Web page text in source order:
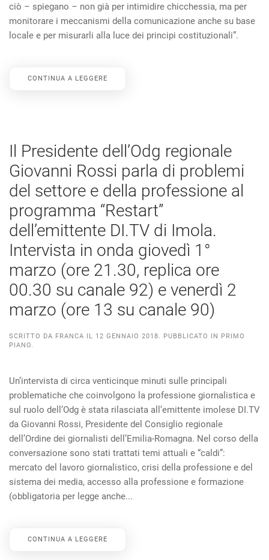
ciò – spiegano – non già per intimidire chicchessia, ma per
monitorare i meccanismi della comunicazione anche su base
locale e per misurarli alla luce dei principi costituzionali”.
CONTINUA A LEGGERE
Il Presidente dell’Odg regionale
Giovanni Rossi parla di problemi
del settore e della professione al
programma “Restart”
dell’emittente DI.TV di Imola.
Intervista in onda giovedì 1°
marzo (ore 21.30, replica ore
00.30 su canale 92) e venerdì 2
marzo (ore 13 su canale 90)
SCRITTO DA FRANCA IL 12 GENNAIO 2018. PUBBLICATO IN PRIMO
PIANO.
Un’intervista di circa venticinque minuti sulle principali
problematiche che coinvolgono la professione giornalistica e
sul ruolo dell’Odg è stata rilasciata all’emittente imolese DI.TV
da Giovanni Rossi, Presidente del Consiglio regionale
dell’Ordine dei giornalisti dell’Emilia-Romagna. Nel corso della
conversazione sono stati trattati temi attuali e “caldi”:
mercato del lavoro giornalistico, crisi della professione e del
sistema dei media, accesso alla professione e formazione
(obbligatoria per legge anche...
CONTINUA A LEGGERE